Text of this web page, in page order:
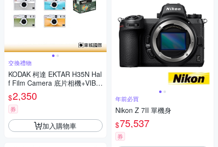
交換禮物
KODAK 柯達 EKTAR H35N Hal
f Film Camera 底片相機+VIBE
400底片組
$2,350
券
加入購物車
年前必買
Nikon Z 7II 單機身
$75,537
券